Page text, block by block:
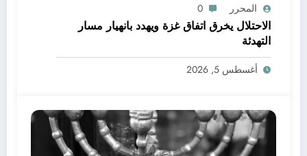
المحرر 0
الاحتلال يخرق اتفاق غزة ويهدد بانهيار مسار
التهدئة
أغسطس 5, 2026